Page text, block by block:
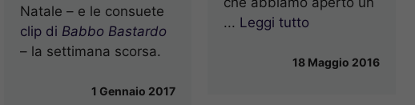
Natale – e le consuete
clip di Babbo Bastardo
– la settimana scorsa.
1 Gennaio 2017
... Leggi tutto
18 Maggio 2016